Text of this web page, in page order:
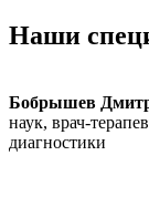
Наши
Бобрышев
наук, врач-
диагностики